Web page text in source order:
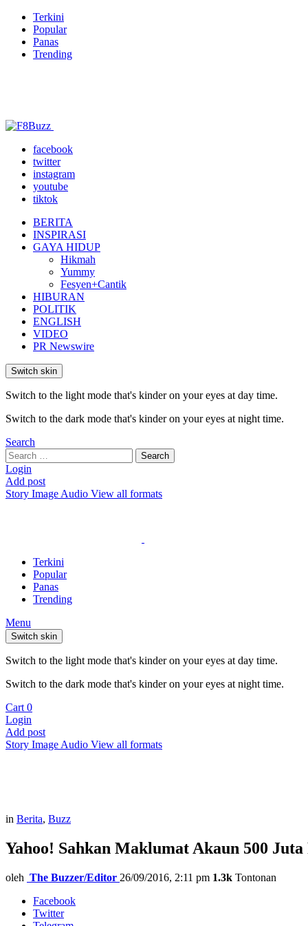
Terkini
Popular
Panas
Trending
facebook
twitter
instagram
youtube
tiktok
BERITA
INSPIRASI
GAYA HIDUP
Hikmah
Yummy
Fesyen+Cantik
HIBURAN
POLITIK
ENGLISH
VIDEO
PR Newswire
Switch skin
Switch to the light mode that's kinder on your eyes at day time.
Switch to the dark mode that's kinder on your eyes at night time.
Search
Search
for:
Search
Login
Add post
Story Image Audio View all formats
Terkini
Popular
Panas
Trending
Menu
Switch skin
Switch to the light mode that's kinder on your eyes at day time.
Switch to the dark mode that's kinder on your eyes at night time.
Cart 0
Login
Add post
Story Image Audio View all formats
in Berita, Buzz
Yahoo! Sahkan Maklumat Akaun 500 Juta
oleh The Buzzer/Editor 26/09/2016, 2:11 pm 1.3k Tontonan
Facebook
Twitter